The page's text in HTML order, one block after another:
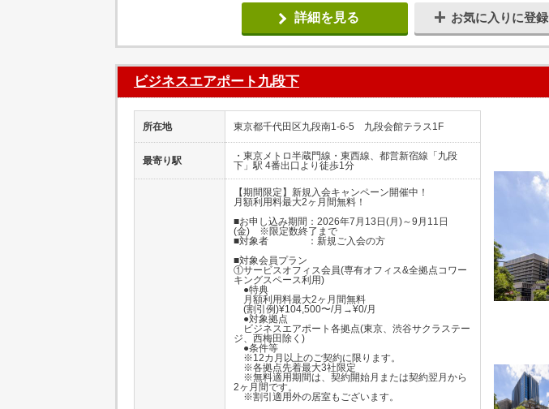
詳細を見る お気に入りに登録
ビジネスエアポート九段下
所在地 東京都千代田区九段南1-6-5 九段会館テラス1F
最寄り駅
・東京メトロ半蔵門線・東西線、都営新宿線「九段
下」駅 4番出口より徒歩1分
【期間限定】新規入会キャンペーン開催中！
月額利用料最大2ヶ月間無料！
■お申し込み期間：2026年7月13日(月)～9月11日
(金) ※限定数終了まで
■対象者 ：新規ご入会の方
■対象会員プラン
①サービスオフィス会員(専有オフィス&全拠点コワー
キングスペース利用)
●特典
月額利用料最大2ヶ月間無料
(割引例)¥104,500〜/月→¥0/月
●対象拠点
ビジネスエアポート各拠点(東京、渋谷サクラステー
ジ、西梅田除く)
●条件等
※12カ月以上のご契約に限ります。
※各拠点先着最大3社限定
※無料適用期間は、契約開始月または契約翌月から
2ヶ月間です。
※割引適用外の居室もございます。